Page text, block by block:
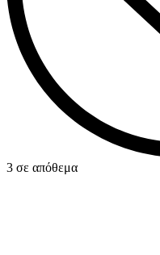
3 σε απόθεμα